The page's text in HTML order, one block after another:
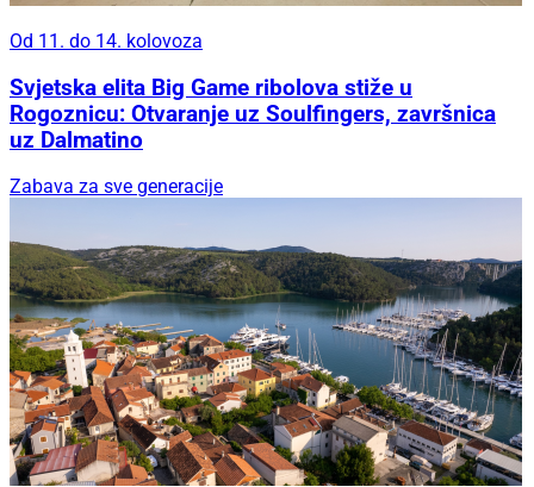
Od 11. do 14. kolovoza
Svjetska elita Big Game ribolova stiže u
Rogoznicu: Otvaranje uz Soulfingers, završnica
uz Dalmatino
Zabava za sve generacije